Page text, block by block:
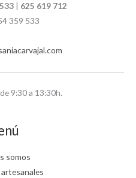
| 625 619 712
359 533
9:30 a 13:30h.
somos